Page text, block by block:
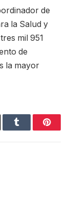
de
la Salud y
mil 951
de
la mayor
Tumblr